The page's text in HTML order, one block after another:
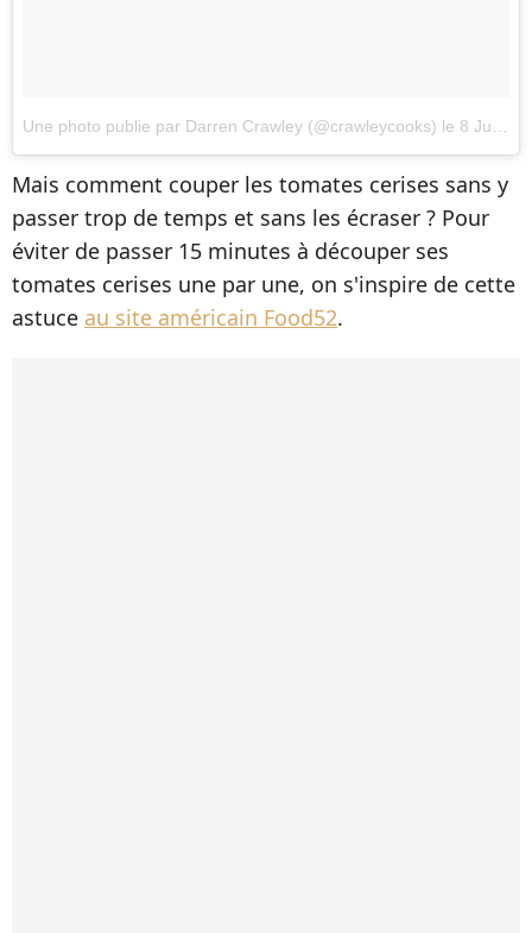
Une photo publie par Darren Crawley (@crawleycooks) le 8 Juin 2016 15h34 PDT
Mais comment couper les tomates cerises sans y
passer trop de temps et sans les écraser ? Pour
éviter de passer 15 minutes à découper ses
tomates cerises une par une, on s'inspire de cette
astuce au site américain Food52.